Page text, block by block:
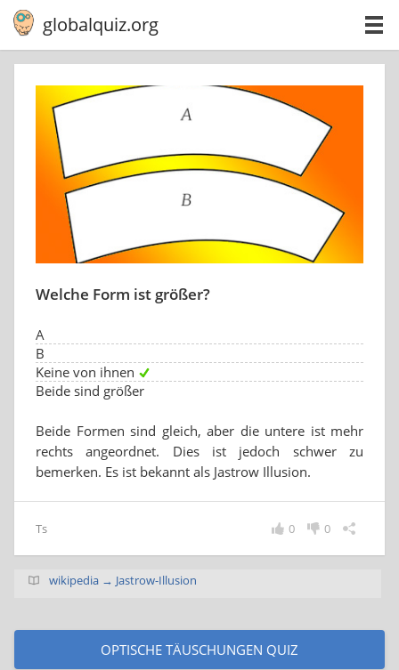
globalquiz.org
Welche Form ist größer?
A
B
Keine von ihnen
Beide sind größer
Beide Formen sind gleich, aber die untere ist mehr
rechts angeordnet. Dies ist jedoch schwer zu
bemerken. Es ist bekannt als Jastrow Illusion.
Ts 0
0
wikipedia → Jastrow-Illusion
OPTISCHE TÄUSCHUNGEN QUIZ